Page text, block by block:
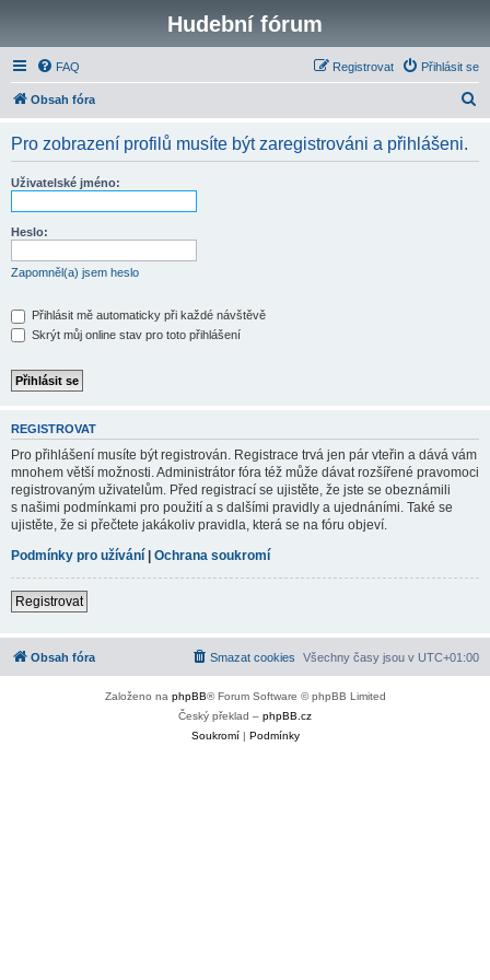
Hudební fórum
FAQ Přihlásit se
Registrovat
Obsah fóra
Pro zobrazení profilů musíte být zaregistrováni a přihlášeni.
Uživatelské jméno:
Heslo:
Zapomněl(a) jsem heslo
Přihlásit mě automaticky při každé návštěvě
Skrýt můj online stav pro toto přihlášení
REGISTROVAT
Pro přihlášení musíte být registrován. Registrace trvá jen pár vteřin a dává vám
mnohem větší možnosti. Administrátor fóra též může dávat rozšířené pravomoci
registrovaným uživatelům. Před registrací se ujistěte, že jste se obeznámili
s našimi podmínkami pro použití a s dalšími pravidly a ujednáními. Také se
ujistěte, že si přečtete jakákoliv pravidla, která se na fóru objeví.
Podmínky pro užívání | Ochrana soukromí
Registrovat
Obsah fóra Všechny časy jsou v UTC+01:00
Smazat cookies
Založeno na phpBB® Forum Software © phpBB Limited
Český překlad – phpBB.cz
Soukromí| Podmínky